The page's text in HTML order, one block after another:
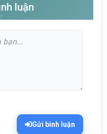
luận
Gửi bình luận